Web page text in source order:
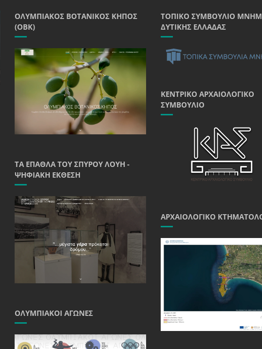
ΟΛΥΜΠΙΑΚΌΣ ΒΟΤΑΝΙΚΌΣ ΚΉΠΟΣ
(ΟΒΚ)
ΤΑ ΈΠΑΘΛΑ ΤΟΥ ΣΠΎΡΟΥ ΛΟΎΗ -
ΨΗΦΙΑΚΉ ΈΚΘΕΣΗ
ΟΛΥΜΠΙΑΚΟΊ ΑΓΏΝΕΣ
ΤΟΠΙΚΌ ΣΥΜΒΟΎΛΙΟ
ΔΥΤΙΚΉΣ ΕΛΛΆΔΑΣ
ΚΕΝΤΡΙΚΌ ΑΡΧΑΙΟΛΟΓΙΚΌ
ΣΥΜΒΟΎΛΙΟ
ΑΡΧΑΙΟΛΟΓΙΚΌ